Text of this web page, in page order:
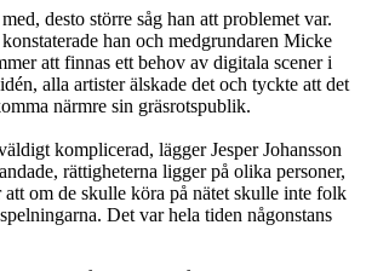
desto större såg han att problemet var.
han och medgrundaren Micke
att finnas ett behov av digitala scener i
alla artister älskade det och tyckte att det
närmre sin gräsrotspublik.
komplicerad, lägger Jesper Johansson
rättigheterna ligger på olika personer,
att om de skulle köra på nätet skulle inte folk
Det var hela tiden någonstans